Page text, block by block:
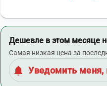
Дешевле в этом месяце
Самая низкая цена за
notifications Уведомить меня,